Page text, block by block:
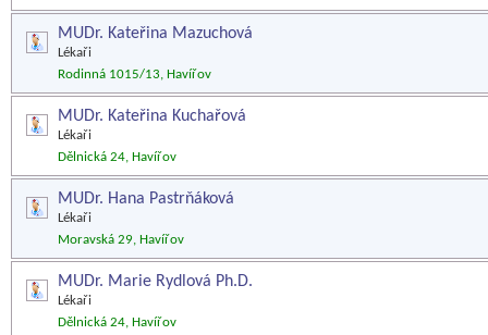
MUDr. Kateřina Mazuchová
Lékaři
Rodinná 1015/13, Havířov
MUDr. Kateřina Kuchařová
Lékaři
Dělnická 24, Havířov
MUDr. Hana Pastrňáková
Lékaři
Moravská 29, Havířov
MUDr. Marie Rydlová Ph.D.
Lékaři
Dělnická 24, Havířov